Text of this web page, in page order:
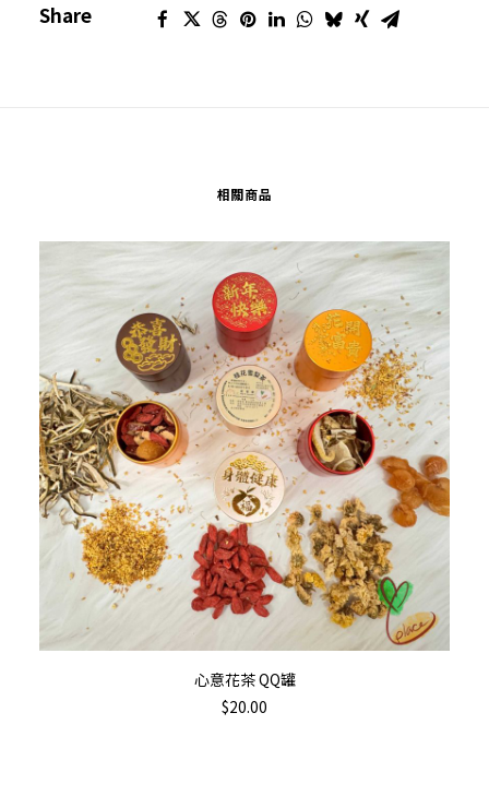
袋
選)
Share
相關商品
加入購物車
心意花茶 QQ罐
$20.00